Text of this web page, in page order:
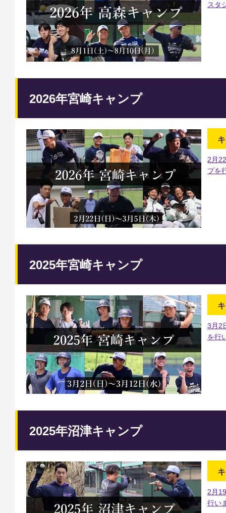
スタ
2026年宮崎キャンプ
2月
プを
2025年宮崎キャンプ
3月2
を行
2025年沼津キャンプ
2月
行い